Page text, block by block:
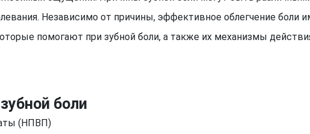
Независимо от причины, эффективное облегчение боли
помогают при зубной боли, а также их механизмы
боли
(НПВП)